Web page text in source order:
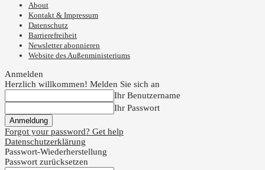
About
Kontakt & Impressum
Datenschutz
Barrierefreiheit
Newsletter abonnieren
Website des Außenministeriums
Anmelden
Herzlich willkommen! Melden Sie sich an
Ihr Benutzername
Ihr Passwort
Forgot your password? Get help
Datenschutzerklärung
Passwort-Wiederherstellung
Passwort zurücksetzen